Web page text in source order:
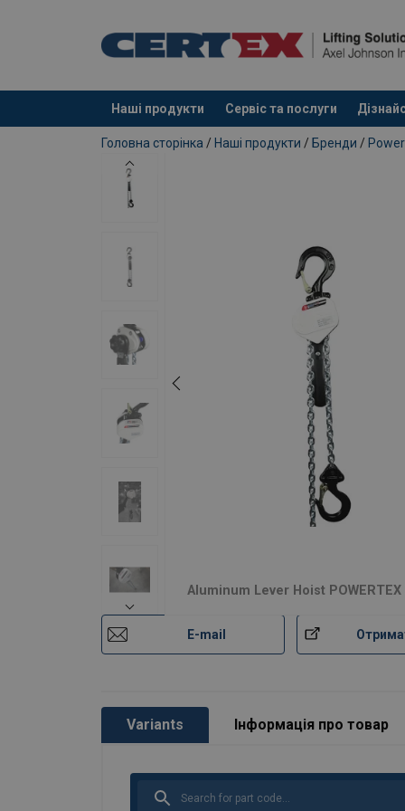
Наші продукти Сервіс та послуги
added to your quote
Головна сторінка / Наші продукти / Бренди /
Aluminum Lever Hoist POWERTEX
E-mail
Variants Інформація про товар